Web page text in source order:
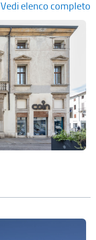
Vedi elenco completo